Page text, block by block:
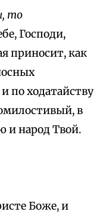
то
Господи,
приносит, как
по ходатайству
в
и народ Твой.
Боже, и